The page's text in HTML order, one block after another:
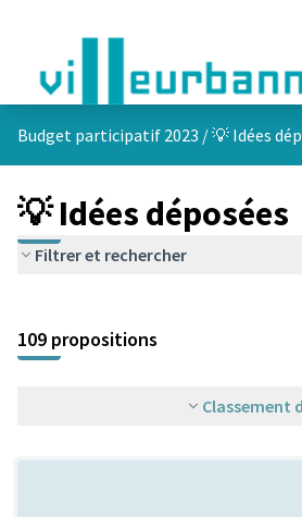
Budget participatif 2023 /💡 Idées
💡 Idées déposées
Filtrer et rechercher
+
−
109 propositions
Classement